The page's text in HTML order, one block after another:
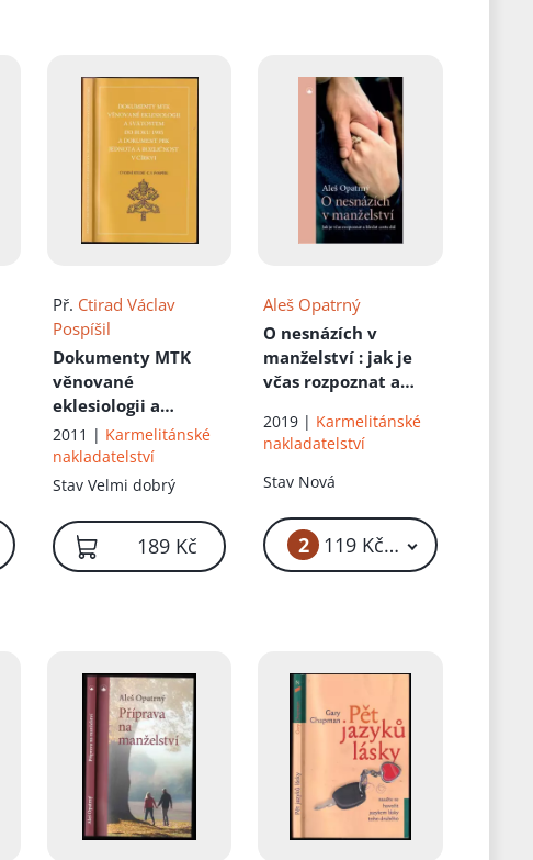
Př. Ctirad Václav
Pospíšil
Dokumenty MTK
věnované
eklesiologii a
svátostem do roku
1995 a dokument
PBK Jednota a
2011 | Karmelitánské
nakladatelství
Stav Velmi dobrý
189 Kč
Aleš Opatrný
O nesnázích v
manželství : jak je
včas rozpoznat a
2019 | Karmelitánské
nakladatelství
Stav Nová
2 119 Kč – 149 Kč